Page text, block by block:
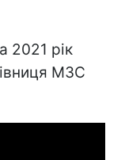
2021 рік
МЗС